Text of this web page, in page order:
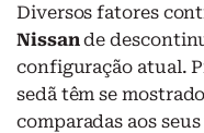
Diversos fatores
Nissande
configuração atual.
sedã têm se
comparadas aos